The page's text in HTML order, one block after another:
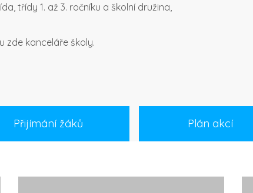
třídy 1. až 3. ročníku a školní družina,
zde kanceláře školy.
Přijímání žáků Plán akcí